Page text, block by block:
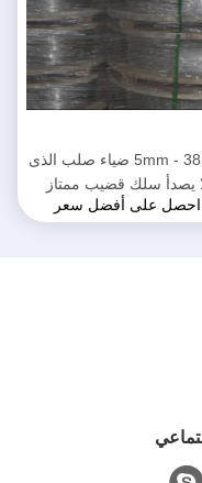
5mm - 38mm ضياء صلب الذى
يصدأ سلك قضيب ممتاز
كوروسيون ريسيستانس
احصل على أفضل سعر